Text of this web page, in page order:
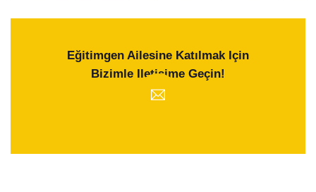
Eğitimgen Ailesine Katılmak Için
Bizimle Iletişime Geçin!